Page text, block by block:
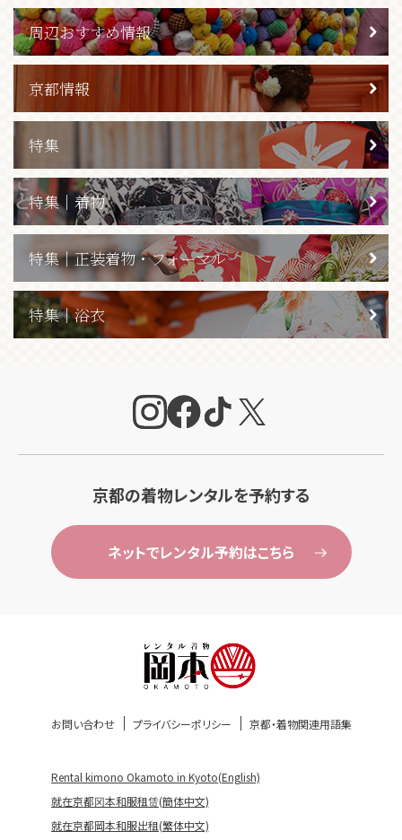
周辺おすすめ情報
京都情報
特集
特集｜着物
特集｜正装着物・フォーマル
特集｜浴衣
京都の着物レンタルを予約する
ネットでレンタル予約はこちら
お問い合わせ プライバシーポリシー 京都・着物関連用語集
Rental kimono Okamoto in Kyoto(English)
就在京都冈本和服租赁(簡体中文)
就在京都岡本和服出租(繁体中文)